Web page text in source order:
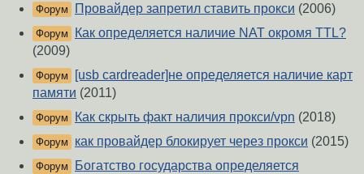
Форум Провайдер запретил ставить прокси (2006)
Форум
Как определяется наличие NAT окромя TTL?
(2009)
Форум
[usb cardreader]не определяется наличие карт
памяти (2011)
Форум Как скрыть факт наличия прокси/vpn (2018)
Форум как провайдер блокирует через прокси (2015)
Форум Богатство государства определяется